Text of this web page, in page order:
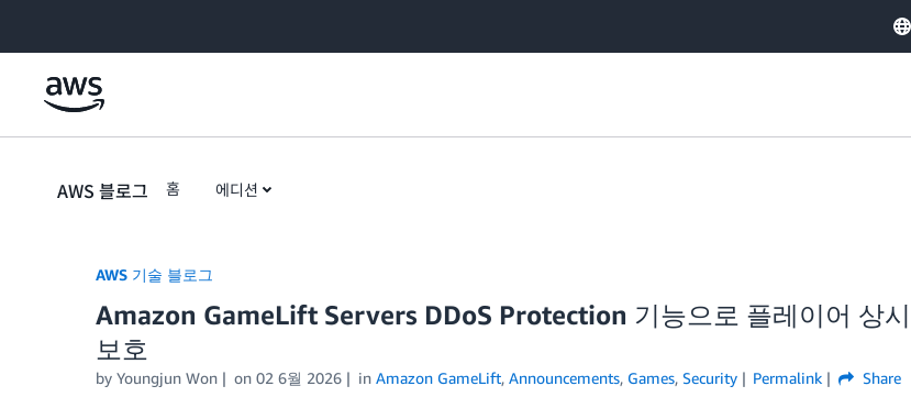
AWS 블로그 홈 에디션
AWS 기술 블로그
Amazon GameLift Servers DDoS Protection 기능으로 플레이어 상시
보호
by Youngjun Won on 02 6월 2026 in Amazon GameLift, Announcements, Games, Security Permalink Share